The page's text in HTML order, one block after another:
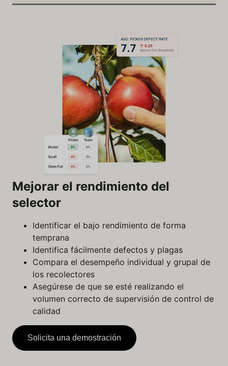
Mejorar el rendimiento del
selector
Identificar el bajo rendimiento de forma
temprana
Identifica fácilmente defectos y plagas
Compara el desempeño individual y grupal de
los recolectores
Asegúrese de que se esté realizando el
volumen correcto de supervisión de control de
calidad
Solicita una demostración